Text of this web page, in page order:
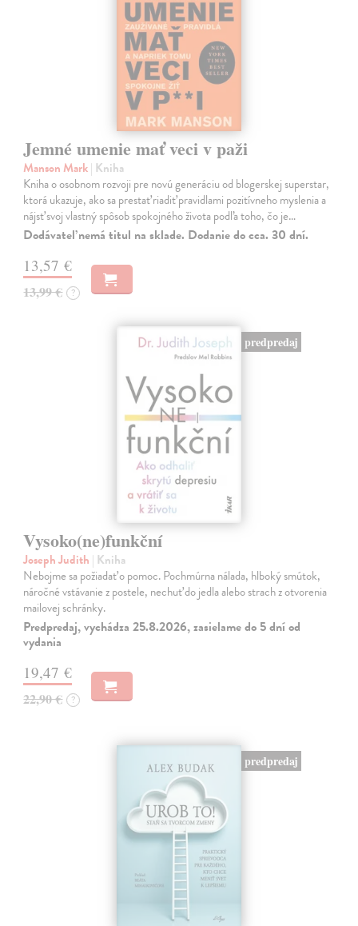
Jemné umenie mať veci v paži
Manson Mark| Kniha
Kniha o osobnom rozvoji pre novú generáciu od blogerskej superstar,
ktorá ukazuje, ako sa prestať riadiť pravidlami pozitívneho myslenia a
nájsť svoj vlastný spôsob spokojného života podľa toho, čo je…
Dodávateľ nemá titul na sklade. Dodanie do cca. 30 dní.
13,57 €
13,99 € ?
predpredaj
Vysoko(ne)funkční
Joseph Judith | Kniha
Nebojme sa požiadať o pomoc. Pochmúrna nálada, hlboký smútok,
náročné vstávanie z postele, nechuť do jedla alebo strach z otvorenia
mailovej schránky.
Predpredaj, vychádza 25.8.2026, zasielame do 5 dní od
vydania
19,47 €
22,90 € ?
predpredaj